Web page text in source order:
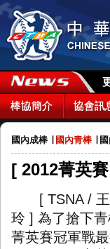
棒協簡介 協會訊
國內成棒 國內青棒
[ 2012菁英
[ TSNA /
玲 ] 為了搶下
菁英賽冠軍戰